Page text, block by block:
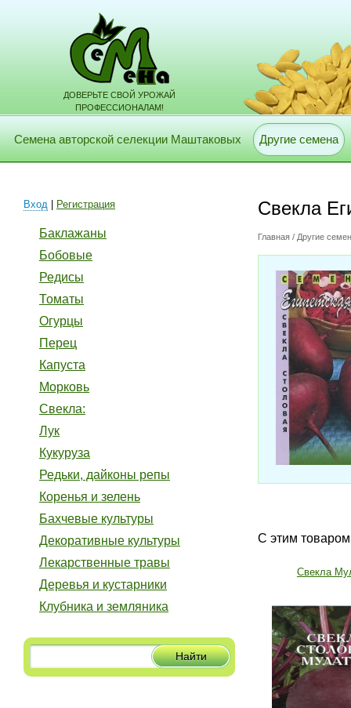
ДОВЕРЬТЕ СВОЙ УРОЖАЙ
ПРОФЕССИОНАЛАМ!
Семена авторской селекции Маштаковых Другие семена
Вход Регистрация
Баклажаны
Бобовые
Редисы
Томаты
Огурцы
Перец
Капуста
Морковь
Свекла:
Лук
Кукуруза
Редьки, дайконы репы
Коренья и зелень
Бахчевые культуры
Декоративные культуры
Лекарственные травы
Деревья и кустарники
Клубника и земляника
Свекла
Главная / Другие
С этим
Свекла